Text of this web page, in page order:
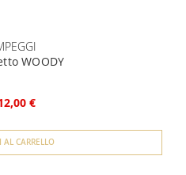
WOODY
€
AL CARRELLO